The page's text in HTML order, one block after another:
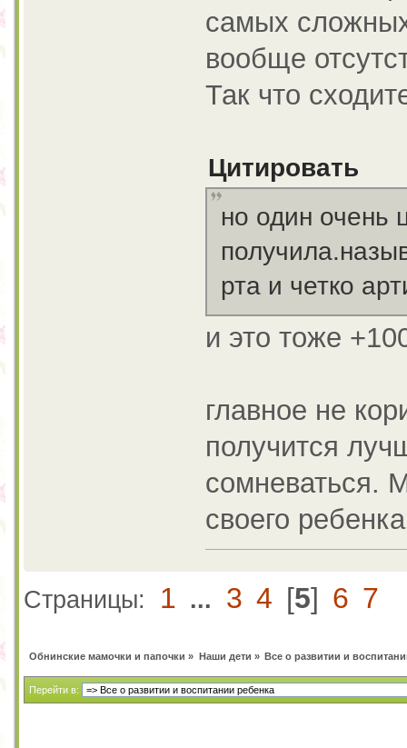
самых
вообще
Так что
Цитировать
но один очень
рта и четко
и это тоже
главное не
получится
сомневаться.
своего
Страницы: 1 ... 3 4 [5] 6 7
Обнинские мамочки и папочки » Наши дети » Все о развитии и
Перейти в: